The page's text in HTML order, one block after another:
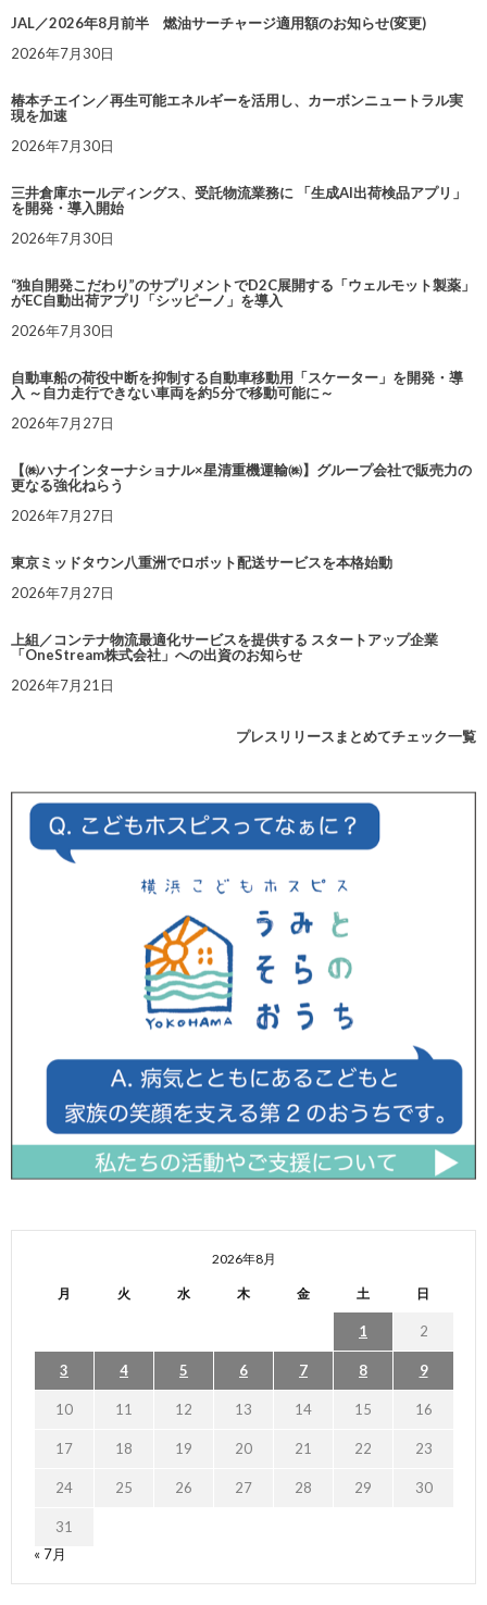
JAL／2026年8月前半 燃油サーチャージ適用額のお知らせ(変更)
2026年7月30日
椿本チエイン／再生可能エネルギーを活用し、カーボンニュートラル実
現を加速
2026年7月30日
三井倉庫ホールディングス、受託物流業務に 「生成AI出荷検品アプリ」
を開発・導入開始
2026年7月30日
“独自開発こだわり”のサプリメントでD2C展開する「ウェルモット製薬」
がEC自動出荷アプリ「シッピーノ」を導入
2026年7月30日
自動車船の荷役中断を抑制する自動車移動用「スケーター」を開発・導
入 ～自力走行できない車両を約5分で移動可能に～
2026年7月27日
【㈱ハナインターナショナル×星清重機運輸㈱】グループ会社で販売力の
更なる強化ねらう
2026年7月27日
東京ミッドタウン八重洲でロボット配送サービスを本格始動
2026年7月27日
上組／コンテナ物流最適化サービスを提供する スタートアップ企業
「OneStream株式会社」への出資のお知らせ
2026年7月21日
プレスリリースまとめてチェック一覧
2026年8月
月 火 水 木 金 土 日
1 2
3 4 5 6 7 8 9
10 11 12 13 14 15 16
17 18 19 20 21 22 23
24 25 26 27 28 29 30
31
« 7月